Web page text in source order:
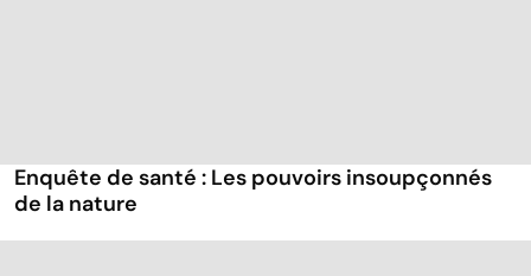
Enquête de santé : Les pouvoirs insoupçonnés
de la nature